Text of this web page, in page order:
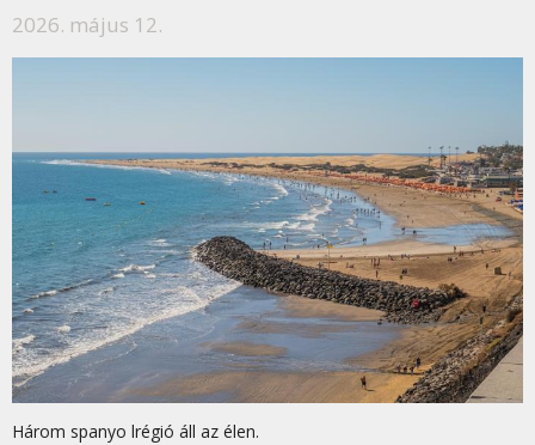
2026. május 12.
Három spanyo lrégió áll az élen.